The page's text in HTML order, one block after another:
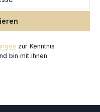
zur Kenntnis
bin mit ihnen